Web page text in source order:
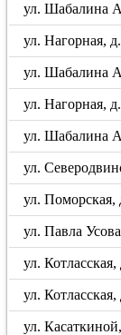
ул. Шабалина
ул. Нагорная,
ул. Шабалина
ул. Нагорная,
ул. Шабалина
ул.
ул. Поморская,
ул. Павла
ул.
ул.
ул.